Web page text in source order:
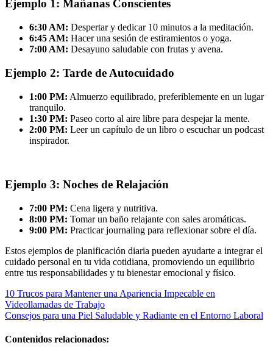
Ejemplo 1: Mañanas Conscientes
6:30 AM: Despertar y dedicar 10 minutos a la meditación.
6:45 AM: Hacer una sesión de estiramientos o yoga.
7:00 AM: Desayuno saludable con frutas y avena.
Ejemplo 2: Tarde de Autocuidado
1:00 PM: Almuerzo equilibrado, preferiblemente en un lugar
tranquilo.
1:30 PM: Paseo corto al aire libre para despejar la mente.
2:00 PM: Leer un capítulo de un libro o escuchar un podcast
inspirador.
Ejemplo 3: Noches de Relajación
7:00 PM: Cena ligera y nutritiva.
8:00 PM: Tomar un baño relajante con sales aromáticas.
9:00 PM: Practicar journaling para reflexionar sobre el día.
Estos ejemplos de planificación diaria pueden ayudarte a integrar el
cuidado personal en tu vida cotidiana, promoviendo un equilibrio
entre tus responsabilidades y tu bienestar emocional y físico.
Navegación
de
10 Trucos para Mantener una Apariencia Impecable en
Videollamadas de Trabajo
Consejos para una Piel Saludable y Radiante en el Entorno Laboral
Contenidos relacionados: